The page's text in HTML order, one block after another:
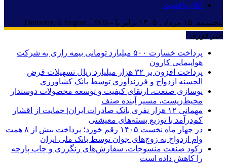
اتاق واقعیت
پنجشنبه, ۱۵ مرداد , ۱۴۰۵ برابر با - Thursday, 6 August , 2026
خبر فوری :
پرداخت خسارت ۵۰۰ میلیارد تومانی بیمه رازی به شرکت
هواپیمایی کارون
پرداخت افزون بر ۳۲ هزار میلیارد ریال تسهیلات قرض
الحسنه ازدواج و فرزندآوری توسط بانک کشاورزی
نوسازی صنعت، ارتقای کیفیت و توسعه محصولات دوستدار
محیط‌زیست، مسیر آینده صنف
مهمانی ۱۲ هزار نفری بانک صادرات ایران| حمایت از اقشار
کم‌درآمد با توزیع بسته‌های معیشتی
در چهار ماه نخست ۱۴۰۵ رقم خورد؛ پرداخت بیش از ۸ همت
وام ازدواج به زوج‌های جوان توسط بانک ملی ایران
رکود صنعت منسوجات، سفارش‌های رنگرزی و چاپ پارچه
را کاهش داده است